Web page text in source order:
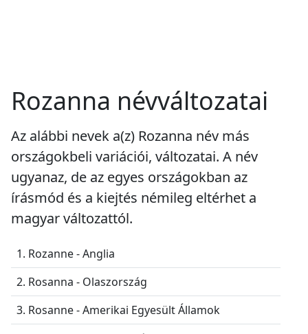
Rozanna névváltozatai
Az alábbi nevek a(z) Rozanna név más
országokbeli variációi, változatai. A név
ugyanaz, de az egyes országokban az
írásmód és a kiejtés némileg eltérhet a
magyar változattól.
1. Rozanne - Anglia
2. Rosanna - Olaszország
3. Rosanne - Amerikai Egyesült Államok